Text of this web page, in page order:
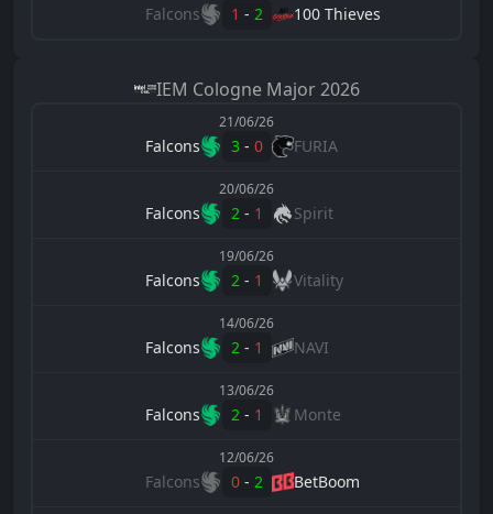
Falcons 1 - 2 100 Thieves
IEM Cologne Major 2026
21/06/26
Falcons 3 - 0 FURIA
20/06/26
Falcons 2- 1 Spirit
19/06/26
Falcons 2- 1 Vitality
14/06/26
Falcons 2- 1 NAVI
13/06/26
Falcons 2- 1 Monte
12/06/26
Falcons 0- 2 BetBoom